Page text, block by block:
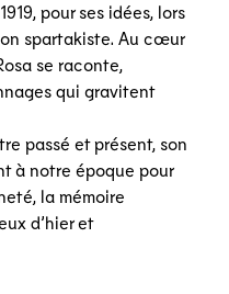
pour ses idées, lors
spartakiste. Au cœur
se raconte,
qui gravitent
passé et présent, son
à notre époque pour
la mémoire
d’hier et